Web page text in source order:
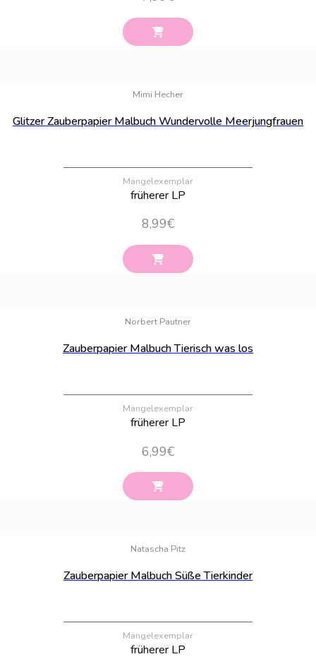
Mimi Hecher
Glitzer Zauberpapier Malbuch Wundervolle Meerjungfrauen
Mängelexemplar
früherer LP
8,99€
Norbert Pautner
Zauberpapier Malbuch Tierisch was los
Mängelexemplar
früherer LP
6,99€
Natascha Pitz
Zauberpapier Malbuch Süße Tierkinder
Mängelexemplar
früherer LP